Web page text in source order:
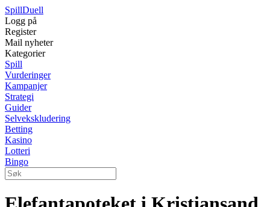
SpillDuell
Logg på
Register
Mail nyheter
Kategorier
Spill
Vurderinger
Kampanjer
Strategi
Guider
Selvekskludering
Betting
Kasino
Lotteri
Bingo